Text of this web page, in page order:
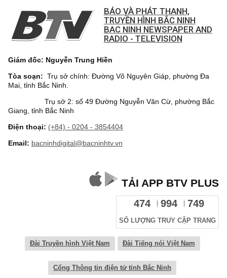
BÁO VÀ PHÁT THANH,
TRUYỀN HÌNH BẮC NINH
BAC NINH NEWSPAPER AND
RADIO - TELEVISION
Giám đốc: Nguyễn Trung Hiền
Tòa soạn: Trụ sở chính: Đường Võ Nguyên Giáp, phường Đa
Mai, tỉnh Bắc Ninh.
Trụ sở 2: số 49 Đường Nguyễn Văn Cừ, phường Bắc
Giang, tỉnh Bắc Ninh
Điện thoại: (+84) - 0204 - 3854404
Email: bacninhdigital@bacninhtv.vn
TẢI APP BTV PLUS
474 994 749
SỐ LƯỢNG TRUY CẬP TRANG
Đài Truyền hình Việt Nam Đài Tiếng nói Việt Nam
Cổng Thông tin điện tử tỉnh Bắc Ninh